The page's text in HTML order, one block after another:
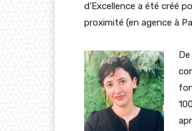
d’Excellence a été créé
proximité (en agence à